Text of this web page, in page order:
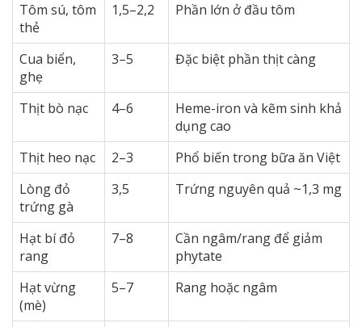
Tôm sú, tôm
thẻ
1,5–2,2 Phần lớn ở đầu tôm
Cua biển,
ghẹ
3–5 Đặc biệt phần thịt càng
Thịt bò nạc 4–6
Heme-iron và kẽm sinh khả
dụng cao
Thịt heo nạc
2–3
Phổ biến trong bữa ăn Việt
Lòng đỏ
trứng gà
3,5 Trứng nguyên quả ~1,3 mg
Hạt bí đỏ
rang
7–8
Cần ngâm/rang để giảm
phytate
Hạt vừng
(mè)
5–7 Rang hoặc ngâm